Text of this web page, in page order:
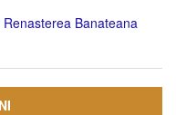
Renasterea Banateana